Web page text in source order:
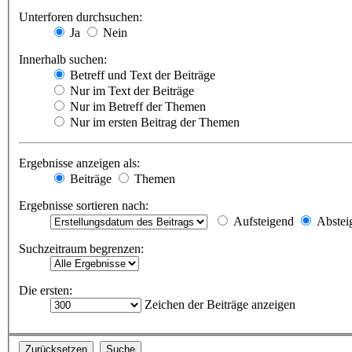
Unterforen durchsuchen:
Ja
Nein
Innerhalb suchen:
Betreff und Text der Beiträge
Nur im Text der Beiträge
Nur im Betreff der Themen
Nur im ersten Beitrag der Themen
Ergebnisse anzeigen als:
Beiträge
Themen
Ergebnisse sortieren nach:
Aufsteigend
Suchzeitraum begrenzen:
Die ersten:
Zeichen der Beiträge anzeigen